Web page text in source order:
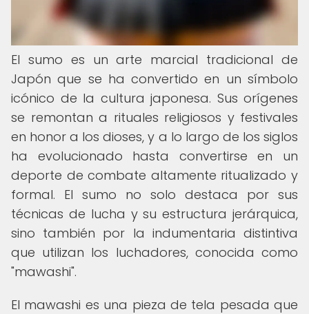
El sumo es un arte marcial tradicional de
Japón que se ha convertido en un símbolo
icónico de la cultura japonesa. Sus orígenes
se remontan a rituales religiosos y festivales
en honor a los dioses, y a lo largo de los siglos
ha evolucionado hasta convertirse en un
deporte de combate altamente ritualizado y
formal. El sumo no solo destaca por sus
técnicas de lucha y su estructura jerárquica,
sino también por la indumentaria distintiva
que utilizan los luchadores, conocida como
"mawashi".
El mawashi es una pieza de tela pesada que